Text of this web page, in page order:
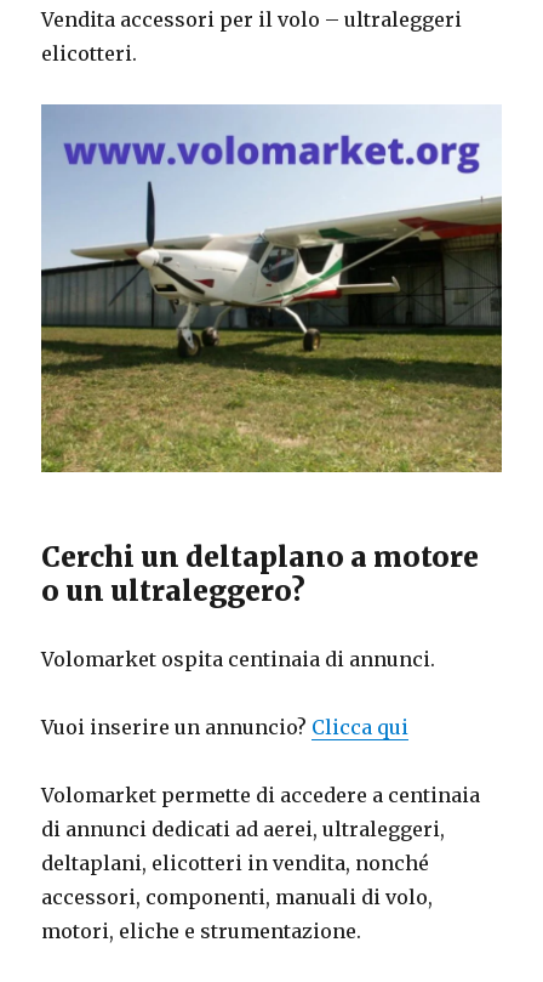
Vendita accessori per il volo – ultraleggeri
elicotteri.
Cerchi un deltaplano a motore
o un ultraleggero?
Volomarket ospita centinaia di annunci.
Vuoi inserire un annuncio? Clicca qui
Volomarket permette di accedere a centinaia
di annunci dedicati ad aerei, ultraleggeri,
deltaplani, elicotteri in vendita, nonché
accessori, componenti, manuali di volo,
motori, eliche e strumentazione.